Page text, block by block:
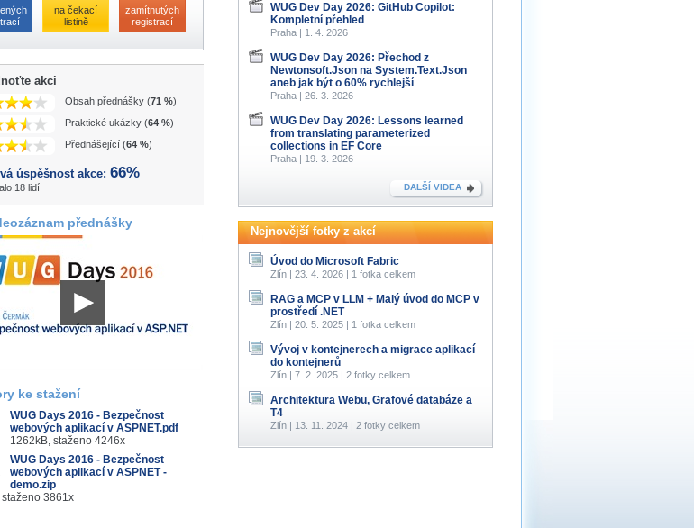
na čekací
listině
zamítnutých
registrací
akci
Obsah přednášky (71 %)
Praktické ukázky (64 %)
Přednášející (64 %)
úspěšnost akce: 66%
18 lidí
přednášky
ke stažení
WUG Days 2016 - Bezpečnost
webových aplikací v ASPNET.pdf
1262kB, staženo 4246x
WUG Days 2016 - Bezpečnost
webových aplikací v ASPNET -
demo.zip
3861x
WUG Dev Day 2026: GitHub Copilot:
Kompletní přehled
Praha | 1. 4. 2026
WUG Dev Day 2026: Přechod z
Newtonsoft.Json na System.Text.Json
aneb jak být o 60% rychlejší
Praha | 26. 3. 2026
WUG Dev Day 2026: Lessons learned
from translating parameterized
collections in EF Core
Praha | 19. 3. 2026
DALŠÍ VIDEA
Nejnovější fotky z akcí
Úvod do Microsoft Fabric
Zlín | 23. 4. 2026 | 1 fotka celkem
RAG a MCP v LLM + Malý úvod do MCP v
prostředí .NET
Zlín | 20. 5. 2025 | 1 fotka celkem
Vývoj v kontejnerech a migrace aplikací
do kontejnerů
Zlín | 7. 2. 2025 | 2 fotky celkem
Architektura Webu, Grafové databáze a
T4
Zlín | 13. 11. 2024 | 2 fotky celkem